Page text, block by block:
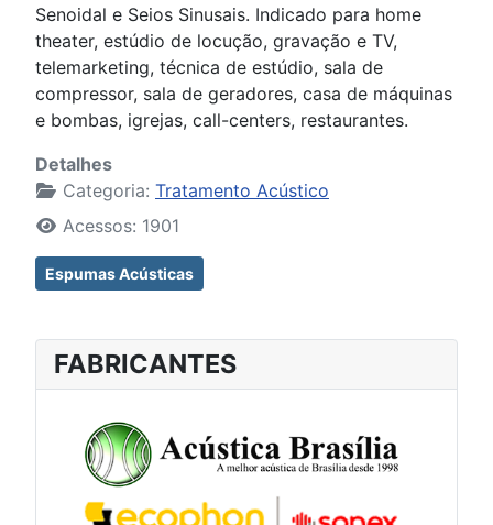
Senoidal e Seios Sinusais. Indicado para home
theater, estúdio de locução, gravação e TV,
telemarketing, técnica de estúdio, sala de
compressor, sala de geradores, casa de máquinas
e bombas, igrejas, call-centers, restaurantes.
Detalhes
Categoria: Tratamento Acústico
Acessos: 1901
Espumas Acústicas
FABRICANTES